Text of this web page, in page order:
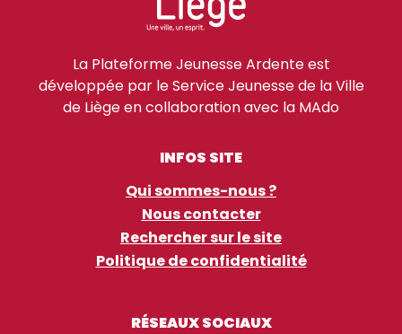
La Plateforme Jeunesse Ardente est
développée par le Service Jeunesse de la Ville
de Liège en collaboration avec la MAdo
INFOS SITE
Qui sommes-nous ?
Nous contacter
Rechercher sur le site
Politique de confidentialité
RÉSEAUX SOCIAUX